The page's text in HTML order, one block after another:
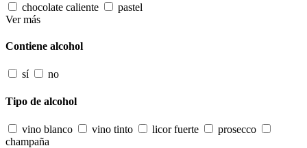
chocolate caliente
pastel
Ver más
Contiene alcohol
sí no
Tipo de alcohol
vino blanco vino tinto licor fuerte
prosecco
champaña